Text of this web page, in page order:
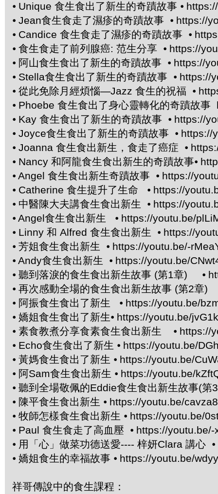
⦁ Unique 食生食出了新生的奇蹟故事 ⦁
⦁ Jean食生食走了濕疹的奇蹟故事 ⦁ https://
⦁ Candice 食生食走了濕疹的奇蹟故事 ⦁
⦁ 食生食走了前列腺癌: 范生分享 ⦁ https://
⦁ 阿山食生食出了新生的奇蹟故事 ⦁ https://
⦁ Stella食生食出了新生的奇蹟故事 ⦁ https://
⦁ 從此免除月經煩惱—Jazz 食生的祝福 ⦁
⦁ Phoebe 食生食出了身心靈轉化的奇蹟故
⦁ Kay 食生食出了新生的奇蹟故事 ⦁ https://
⦁ Joyce食生食出了新生的奇蹟故事 ⦁ https://
⦁ Joanna 食生食出新生，食走了癌症 ⦁
⦁ Nancy 和阿龍食生食出新生的奇蹟故事⦁
⦁ Angel 食生食出新生奇蹟故事 ⦁ https://
⦁ Catherine 食生提升了生命 ⦁ https://
⦁ 中醫陳大夫講食生食出新生 ⦁ https://
⦁ Angel食生食出新生 ⦁ https://youtu.be/
⦁ Linny 和 Alfred 食生食出新生 ⦁ https://
⦁ 芳姐食生食出新生 ⦁ https://youtu.be/-
⦁ Andy食生食出新生 ⦁ https://youtu.be/
⦁ 聽到落淚的食生食出新生故事 (第1章) ⦁
⦁ 再次感動全場的食生食出新生故事 (第2章)
⦁ 阿振食生食出了新生 ⦁ https://youtu.be/
⦁ 嬌姐食生食出了新生⦁ https://youtu.be/
⦁ 素食教煮分享食素食生食出新生 ⦁ https://
⦁ Echo食生食出了新生 ⦁ https://youtu.be/
⦁ 黃媽食生食出了新生 ⦁ https://youtu.be/
⦁ 阿Sam食生食出新生 ⦁ https://youtu.be/
⦁ 聽到全場敬佩的Eddie食生食出新生故事(第
⦁ 陳平食生食出新生 ⦁ https://youtu.be/
⦁ 牧師怎樣食生食出新生 ⦁ https://youtu.be/
⦁ Paul 食生食走了高血壓 ⦁ https://youtu.be/-
⦁ 用「心」做菜功德送愛---- 梓妍Clara 講心 ⦁
⦁ 嬌姐食生的幸福故事 ⦁ https://youtu.be/
祥哥傳說中的食生課程：